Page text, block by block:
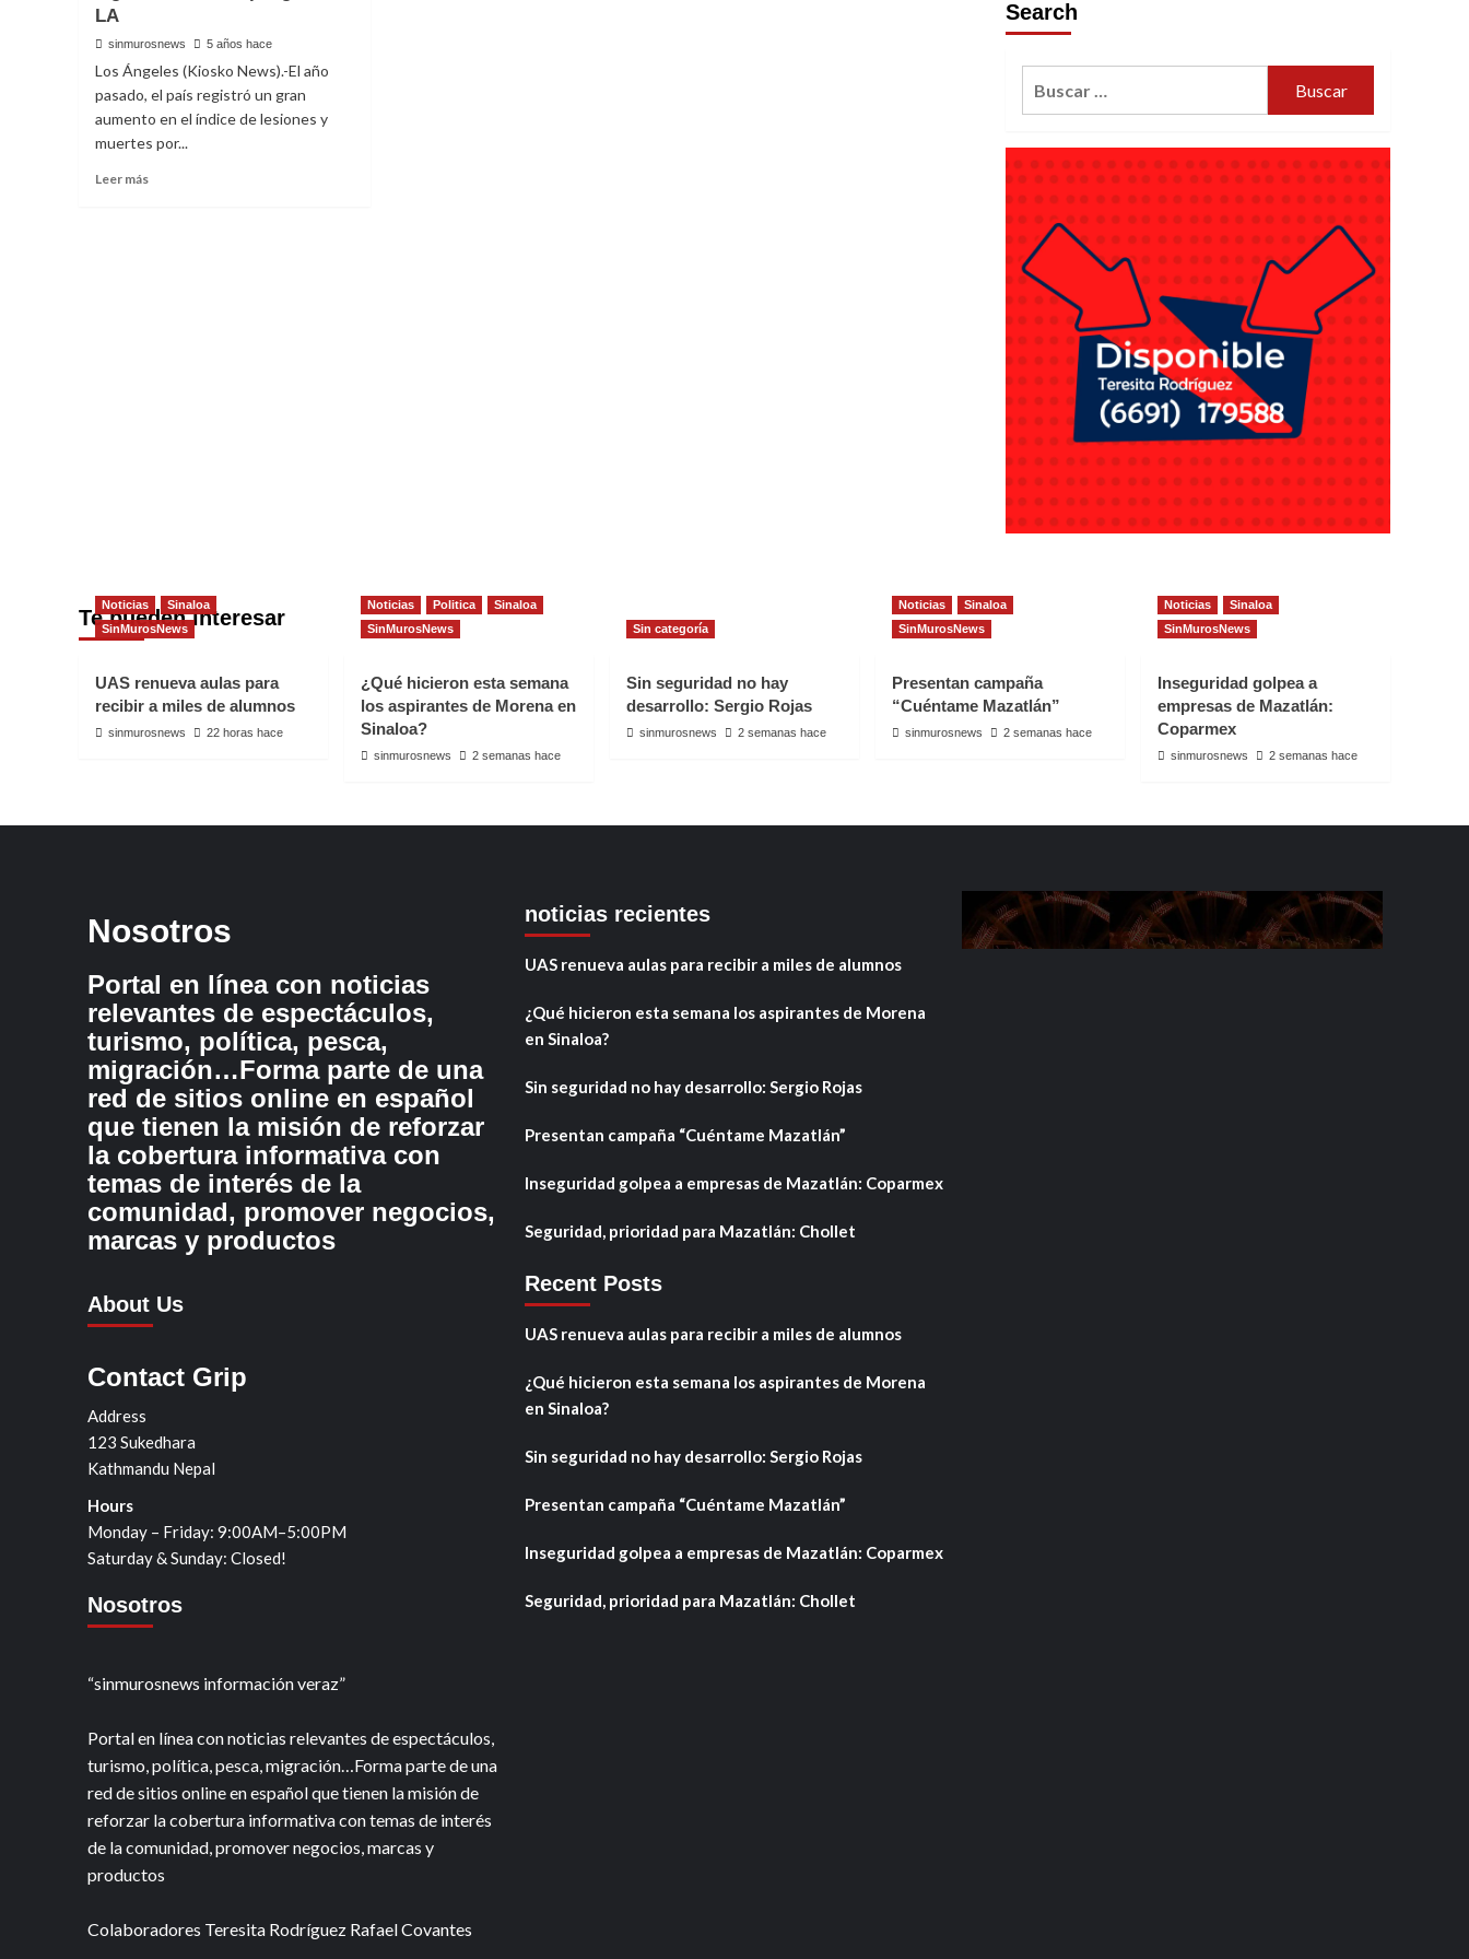
LA
sinmurosnews 5 años hace
Los Ángeles (Kiosko News).-El año
pasado, el país registró un gran
aumento en el índice de lesiones y
muertes por...
Leer más
Search
Te pueden interesar
Noticias
Sinaloa
SinMurosNews
UAS renueva aulas para
recibir a miles de alumnos
sinmurosnews 22 horas hace
Noticias Politica
Sinaloa
SinMurosNews
¿Qué hicieron esta semana
los aspirantes de Morena en
Sinaloa?
sinmurosnews 2 semanas hace
Sin categoría
Sin seguridad no hay
desarrollo: Sergio Rojas
sinmurosnews 2 semanas hace
Noticias
Sinaloa
SinMurosNews
Presentan campaña
“Cuéntame Mazatlán”
sinmurosnews 2 semanas hace
Noticias
Sinaloa
SinMurosNews
Inseguridad golpea a
empresas de Mazatlán:
Coparmex
sinmurosnews 2 semanas hace
Nosotros
Portal en línea con noticias
relevantes de espectáculos,
turismo, política, pesca,
migración…Forma parte de una
red de sitios online en español
que tienen la misión de reforzar
la cobertura informativa con
temas de interés de la
comunidad, promover negocios,
marcas y productos
About Us
Contact Grip
Address
123 Sukedhara
Kathmandu Nepal
Hours
Monday – Friday: 9:00AM–5:00PM
Saturday & Sunday: Closed!
Nosotros
“sinmurosnews información veraz”
Portal en línea con noticias relevantes de espectáculos,
turismo, política, pesca, migración…Forma parte de una
red de sitios online en español que tienen la misión de
reforzar la cobertura informativa con temas de interés
de la comunidad, promover negocios, marcas y
productos
Colaboradores Teresita Rodríguez Rafael Covantes
noticias recientes
UAS renueva aulas para recibir a miles de alumnos
¿Qué hicieron esta semana los aspirantes de Morena
en Sinaloa?
Sin seguridad no hay desarrollo: Sergio Rojas
Presentan campaña “Cuéntame Mazatlán”
Inseguridad golpea a empresas de Mazatlán: Coparmex
Seguridad, prioridad para Mazatlán: Chollet
Recent Posts
UAS renueva aulas para recibir a miles de alumnos
¿Qué hicieron esta semana los aspirantes de Morena
en Sinaloa?
Sin seguridad no hay desarrollo: Sergio Rojas
Presentan campaña “Cuéntame Mazatlán”
Inseguridad golpea a empresas de Mazatlán: Coparmex
Seguridad, prioridad para Mazatlán: Chollet